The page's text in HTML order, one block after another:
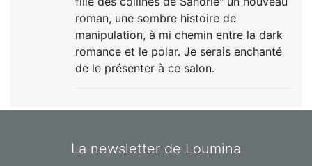
roman, une sombre histoire de
manipulation, à mi chemin entre la dark
romance et le polar. Je serais enchanté
de le présenter à ce salon.
La newsletter de Loumina